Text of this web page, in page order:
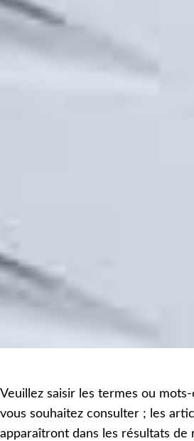
Veuillez saisir les termes ou
vous souhaitez consulter ; les
apparaîtront dans les résultats de